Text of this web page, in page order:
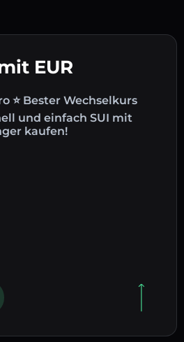
EUR
⭐ Bester Wechselkurs
und einfach SUI mit
kaufen!